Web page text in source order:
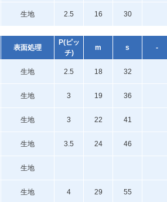
生地 2.5 16 30
表面処理
P(ピッ
チ)
m s -
生地 2.5 18 32
生地 3 19 36
生地 3 22 41
生地 3.5 24 46
生地
生地 4 29 55